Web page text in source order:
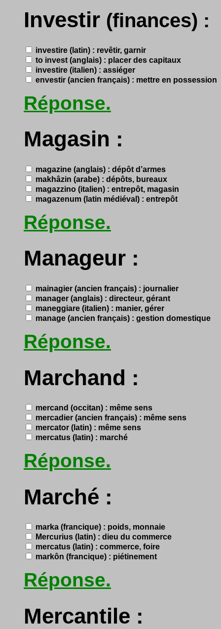
Investir (finances) :
investire (latin) : revêtir, garnir
to invest (anglais) : placer des capitaux
investire (italien) : assiéger
envestir (ancien français) : mettre en possession
Réponse.
Magasin :
magazine (anglais) : dépôt d’armes
makhâzin (arabe) : dépôts, bureaux
magazzino (italien) : entrepôt, magasin
magazenum (latin médiéval) : entrepôt
Réponse.
Manageur :
mainagier (ancien français) : journalier
manager (anglais) : directeur, gérant
maneggiare (italien) : manier, gérer
manage (ancien français) : gestion domestique
Réponse.
Marchand :
mercand (occitan) : même sens
mercadier (ancien français) : même sens
mercator (latin) : même sens
mercatus (latin) : marché
Réponse.
Marché :
marka (francique) : poids, monnaie
Mercurius (latin) : dieu du commerce
mercatus (latin) : commerce, foire
markôn (francique) : piétinement
Réponse.
Mercantile :